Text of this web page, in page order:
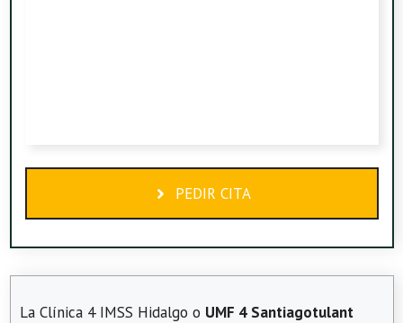
PEDIR CITA
La Clínica 4 IMSS Hidalgo o UMF 4 Santiagotulant